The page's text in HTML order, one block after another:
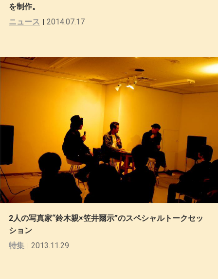
を制作。
ニュース
2014.07.17
2人の写真家“鈴木親×笠井爾示”のスペシャルトークセッ
ション
特集
2013.11.29